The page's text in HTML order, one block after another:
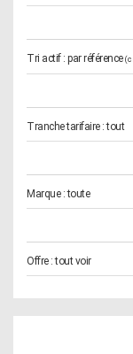
Tri actif : par référence
Tranche tarifaire :tout
Marque :toute
Offre :tout voir